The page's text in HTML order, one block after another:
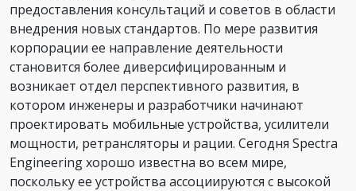
предоставления консультаций и советов в области
внедрения новых стандартов. По мере развития
корпорации ее направление деятельности
становится более диверсифицированным и
возникает отдел перспективного развития, в
котором инженеры и разработчики начинают
проектировать мобильные устройства, усилители
мощности, ретрансляторы и рации. Сегодня Spectra
Engineering хорошо известна во всем мире,
поскольку ее устройства ассоциируются с высокой